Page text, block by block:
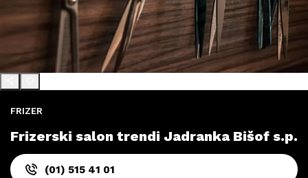
FRIZER
Frizerski salon trendi Jadranka Bišof s.p.
(01) 515 41 01